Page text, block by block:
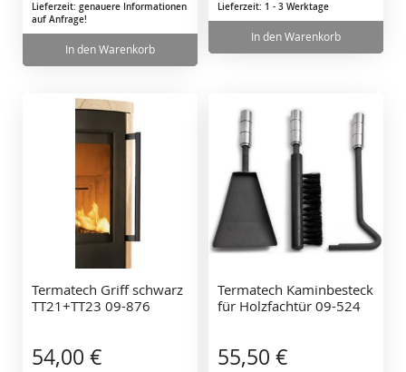
Lieferzeit: genauere Informationen
auf Anfrage!
In den Warenkorb
Lieferzeit: 1 - 3 Werktage
In den Warenkorb
Termatech Griff schwarz
TT21+TT23 09-876
54,00 €
Termatech Kaminbesteck
für Holzfachtür 09-524
55,50 €